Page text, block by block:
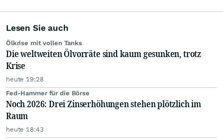
Lesen Sie auch
Ölkrise mit vollen Tanks
Die weltweiten Ölvorräte sind kaum gesunken, trotz
Krise
heute 19:28
Fed-Hammer für die Börse
Noch 2026: Drei Zinserhöhungen stehen plötzlich im
Raum
heute 18:43